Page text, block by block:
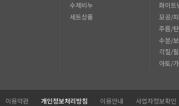
수제비누
세트상품
화이트
모공/
주름/
수분/
각질/
아토/
이용약관 개인정보처리방침 이용안내 사업자정보확인